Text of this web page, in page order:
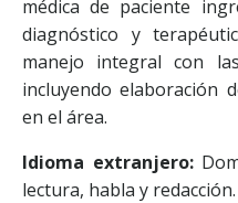
médica de paciente
diagnóstico y
manejo integral con
incluyendo elaboración
en el área.
Idioma extranjero:
lectura, habla y redacción.